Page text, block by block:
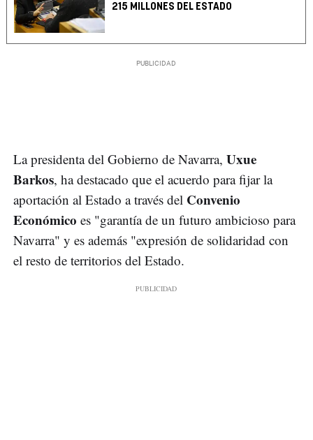
215 MILLONES DEL ESTADO
La presidenta del Gobierno de Navarra, Uxue
Barkos, ha destacado que el acuerdo para fijar la
aportación al Estado a través del Convenio
Económico es "garantía de un futuro ambicioso para
Navarra" y es además "expresión de solidaridad con
el resto de territorios del Estado.